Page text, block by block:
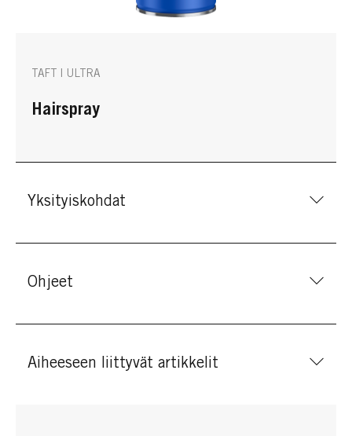
TAFT | ULTRA
Hairspray
Yksityiskohdat
Ohjeet
Aiheeseen liittyvät artikkelit